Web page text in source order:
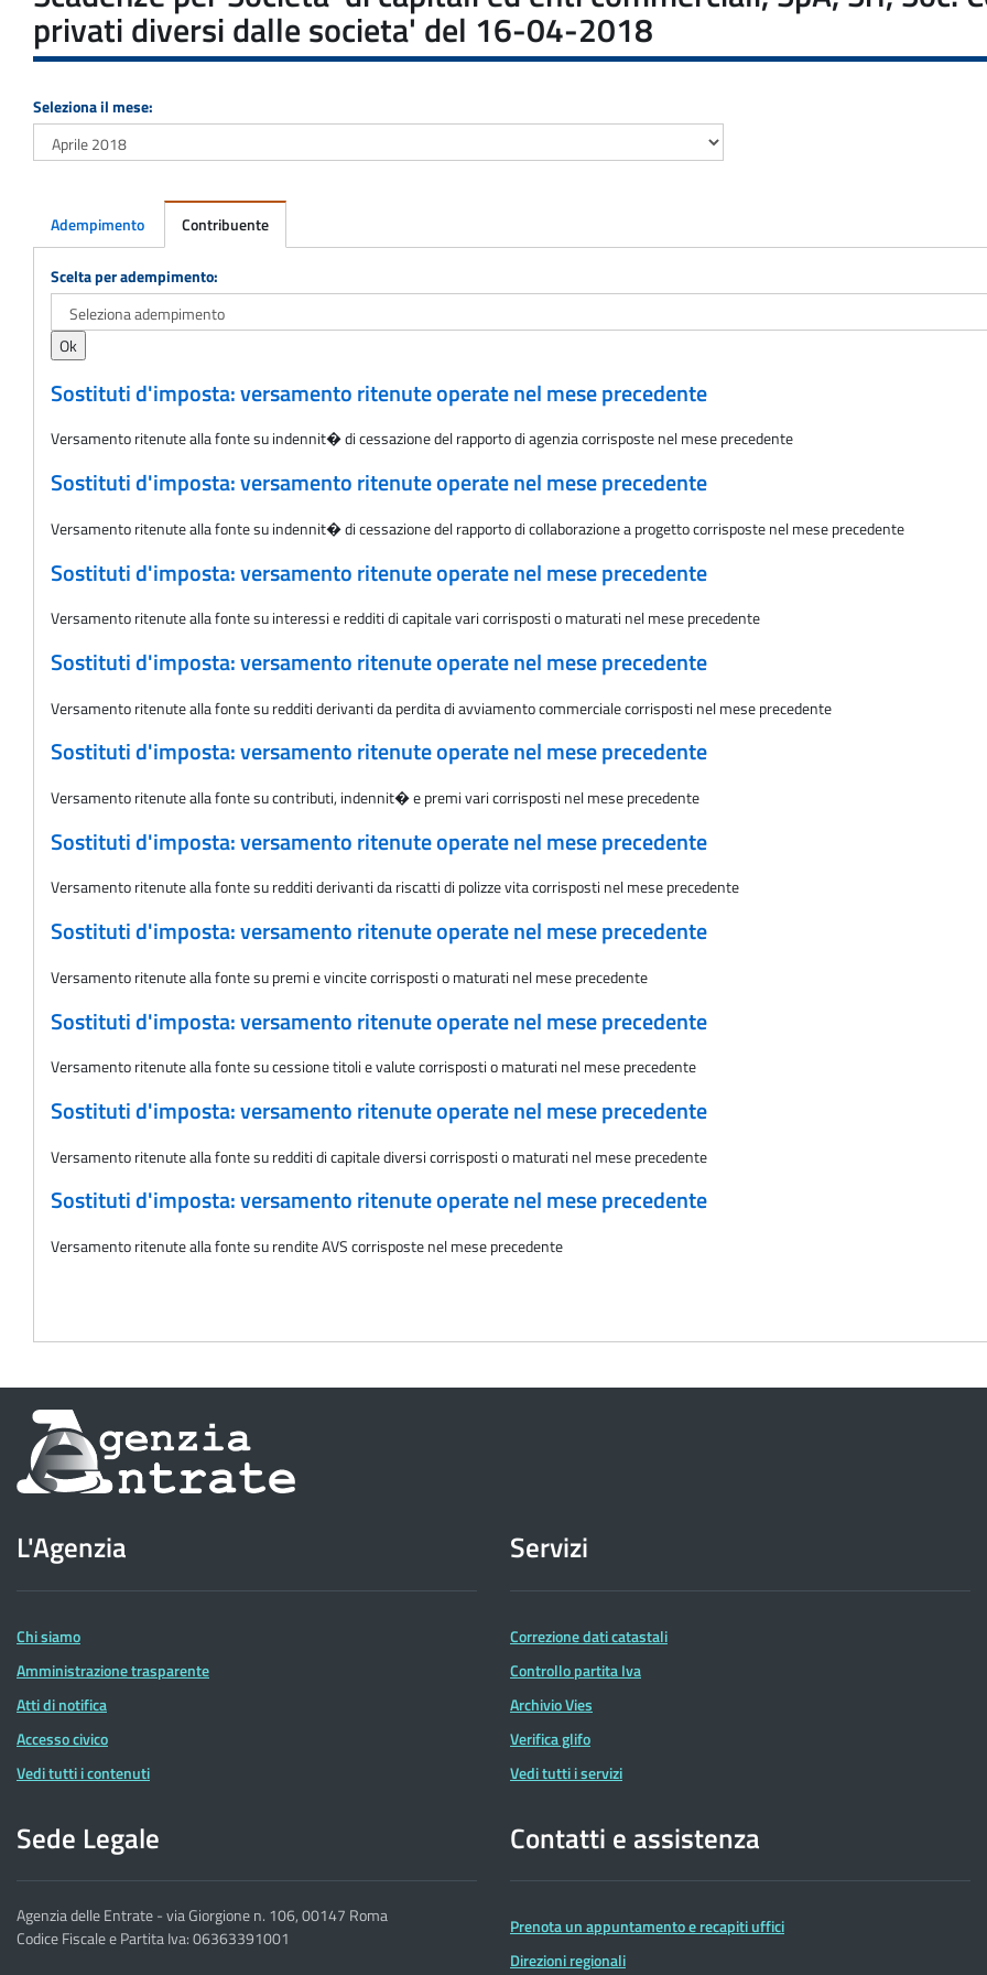
privati diversi dalle societa' del 16-04-2018
Seleziona il mese:
Adempimento Contribuente
Adempimento
Scelta per adempimento:
Sostituti d'imposta: versamento ritenute operate nel mese precedente
Versamento ritenute alla fonte su indennit� di cessazione del rapporto di agenzia corrisposte nel mese precedente
Sostituti d'imposta: versamento ritenute operate nel mese precedente
Versamento ritenute alla fonte su indennit� di cessazione del rapporto di collaborazione a progetto corrisposte nel mese precedente
Sostituti d'imposta: versamento ritenute operate nel mese precedente
Versamento ritenute alla fonte su interessi e redditi di capitale vari corrisposti o maturati nel mese precedente
Sostituti d'imposta: versamento ritenute operate nel mese precedente
Versamento ritenute alla fonte su redditi derivanti da perdita di avviamento commerciale corrisposti nel mese precedente
Sostituti d'imposta: versamento ritenute operate nel mese precedente
Versamento ritenute alla fonte su contributi, indennit� e premi vari corrisposti nel mese precedente
Sostituti d'imposta: versamento ritenute operate nel mese precedente
Versamento ritenute alla fonte su redditi derivanti da riscatti di polizze vita corrisposti nel mese precedente
Sostituti d'imposta: versamento ritenute operate nel mese precedente
Versamento ritenute alla fonte su premi e vincite corrisposti o maturati nel mese precedente
Sostituti d'imposta: versamento ritenute operate nel mese precedente
Versamento ritenute alla fonte su cessione titoli e valute corrisposti o maturati nel mese precedente
Sostituti d'imposta: versamento ritenute operate nel mese precedente
Versamento ritenute alla fonte su redditi di capitale diversi corrisposti o maturati nel mese precedente
Sostituti d'imposta: versamento ritenute operate nel mese precedente
Versamento ritenute alla fonte su rendite AVS corrisposte nel mese precedente
Informazioni
sul
dell'Agenzia
delle
Entrate
L'Agenzia
Chi siamo
Amministrazione trasparente
Atti di notifica
Accesso civico
Vedi tutti i contenuti
Servizi
Correzione dati catastali
Controllo partita Iva
Archivio Vies
Verifica glifo
Vedi tutti i servizi
Sede Legale
Agenzia delle Entrate - via Giorgione n. 106, 00147 Roma
Codice Fiscale e Partita Iva: 06363391001
Contatti e assistenza
Prenota un appuntamento e recapiti uffici
Direzioni regionali